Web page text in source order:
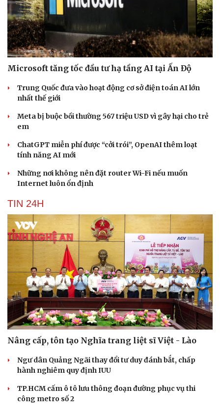
Microsoft tăng tốc đầu tư hạ tầng AI tại Ấn Độ
Trung Quốc đưa vào hoạt động cơ sở điện toán AI lớn
nhất thế giới
Meta bị buộc bồi thường 567 triệu USD vì gây hại cho trẻ
em
ChatGPT miễn phí được “cởi trói”, OpenAI thêm loạt
tính năng AI mới
Những nơi không nên đặt router Wi-Fi nếu muốn
Internet luôn ổn định
TIN 24H
Nâng cấp, tôn tạo Nghĩa trang liệt sĩ Việt - Lào
Ngư dân Quảng Ngãi thay đổi tư duy đánh bắt, chấp
hành nghiêm quy định IUU
TP.HCM cấm ô tô lưu thông đoạn đường phục vụ thi
công metro số 2